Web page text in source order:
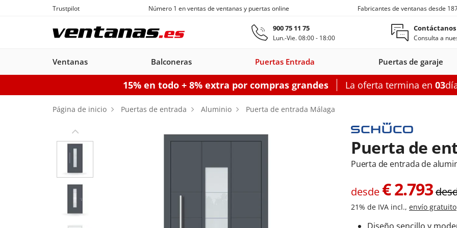
Ir al contenido principal
Trustpilot Número 1 en ventas de ventanas y puertas online Fabricantes de ventanas desde
900 75 11 75
Lun.-Vie. 08:00 - 18:00
Contáctanos
Consulta a
Ventanas
Ventanas
PVC
Ventanas con
Ventanas de techo
Claraboyas
Configurador
Ventanas
Balconeras
Balconeras PVC
Balconeras con
Balconeras correderas
Balconeras correderas
Balconeras
Configurador balconeras correderas
Puertas Entrada
Puertas acorazadas Puertas entrada
Puertas entrada
Puertas auxiliares
Puertas auxiliares Puertas
Configurador puertas
Puertas de garaje
Puertas de garaje seccionales
Configurador puertas de garaje
15% en todo + 8% extra por compras grandes La oferta termina en 03
Página de inicio Puertas de entrada Aluminio Puerta de entrada Málaga
Puerta de
Puerta de entrada de
desde €2.793
21% de IVA incl., envío gratuito